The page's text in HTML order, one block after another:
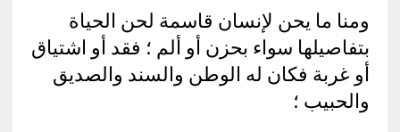
ومنا ما يحن لإنسان قاسمة لحن الحياة
بتفاصيلها سواء بحزن أو ألم ؛ فقد أو اشتياق
أو غربة فكان له الوطن والسند والصديق
والحبيب ؛